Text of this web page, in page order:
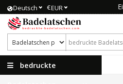
Deutsch €EUR
bedruckte